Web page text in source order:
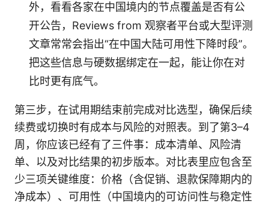
外，看看各家在中国境内的节点覆盖是否有公
开公告，Reviews from 观察者平台或大型评测
文章常常会指出“在中国大陆可用性下降时段”。
把这些信息与硬数据绑定在一起，能让你在对
比时更有底气。
第三步，在试用期结束前完成对比选型，确保后续
续费或切换时有成本与风险的对照表。到了第3–4
周，你应该已经有了三件事：成本清单、风险清
单、以及对比结果的初步版本。对比表里应包含至
少三项关键维度：价格（含促销、退款保障期内的
净成本）、可用性（中国境内的可访问性与稳定性